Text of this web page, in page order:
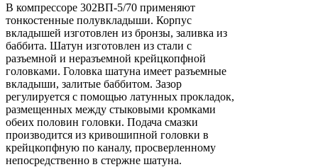
В компрессоре 302ВП-5/70 применяют
тонкостенные полувкладыши. Корпус
вкладышей изготовлен из бронзы, заливка из
баббита. Шатун изготовлен из стали с
разъемной и неразъемной крейцкопфной
головками. Головка шатуна имеет разъемные
вкладыши, залитые баббитом. Зазор
регулируется с помощью латунных прокладок,
размещенных между стыковыми кромками
обеих половин головки. Подача смазки
производится из кривошипной головки в
крейцкопфную по каналу, просверленному
непосредственно в стержне шатуна.